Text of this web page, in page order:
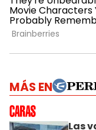
MÁS EN
Las